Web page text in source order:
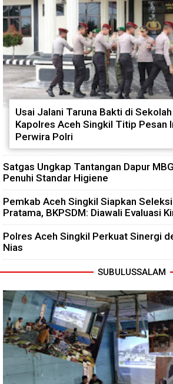
Usai Jalani Taruna Bakti di
Kapolres Aceh Singkil Titip Pesan
Perwira Polri
Satgas Ungkap Tantangan Dapur
Penuhi Standar Higiene
Pemkab Aceh Singkil Siapkan
Pratama, BKPSDM: Diawali Evaluasi
Polres Aceh Singkil Perkuat Sinergi
Nias
SUBULUSSALAM